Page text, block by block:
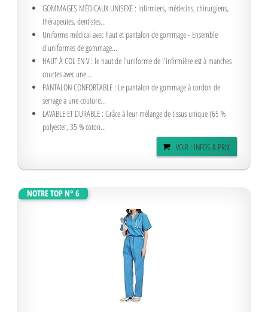
GOMMAGES MÉDICAUX UNISEXE : Infirmiers, médecins, chirurgiens,
thérapeutes, dentistes...
Uniforme médical avec haut et pantalon de gommage - Ensemble
d'uniformes de gommage...
HAUT À COL EN V : le haut de l'uniforme de l'infirmière est à manches
courtes avec une...
PANTALON CONFORTABLE : Le pantalon de gommage à cordon de
serrage a une couture...
LAVABLE ET DURABLE : Grâce à leur mélange de tissus unique (65 %
polyester, 35 % coton...
VOIR : INFOS & PRIX
NOTRE TOP N° 6